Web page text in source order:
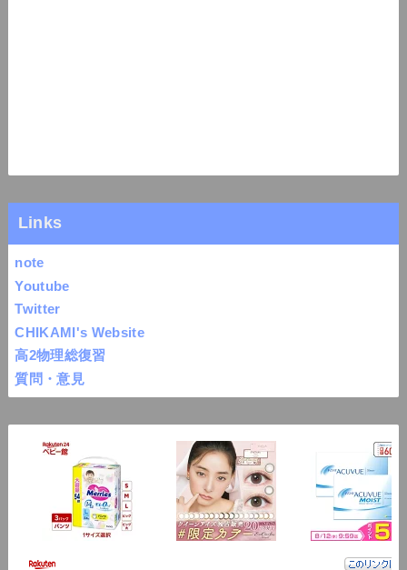
Links
note
Youtube
Twitter
CHIKAMI's Website
高2物理総復習
質問・意見